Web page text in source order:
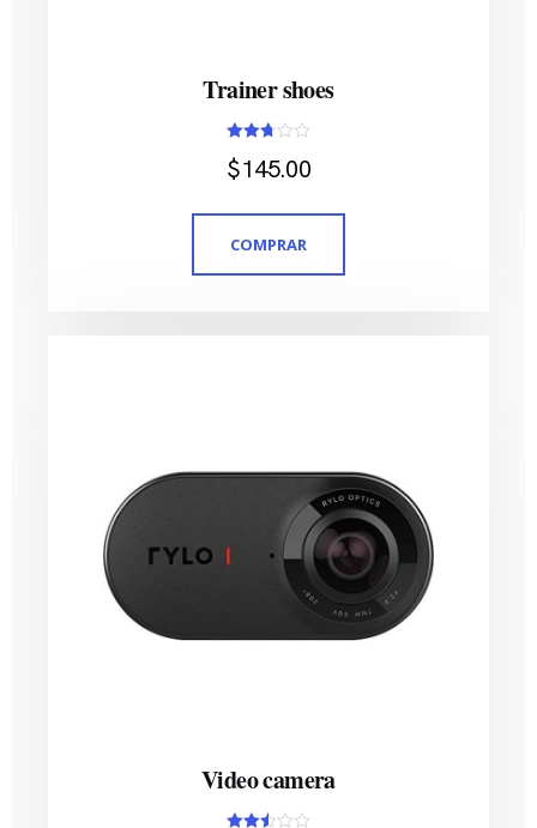
Trainer shoes
2.70
de 5
$145.00
COMPRAR
Video camera